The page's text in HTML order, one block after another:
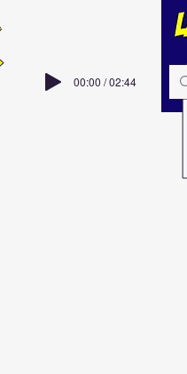
00:00 / 02:44